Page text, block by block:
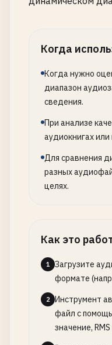
Когда
Когда нужно
диапазон
сведения.
При анализе
аудиокнигах или
Для сравнения
разных
целях.
Как это
1
Загрузите
формате
2
Инструмент
файл с
значение,